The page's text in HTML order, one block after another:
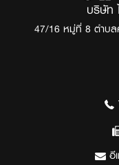
บริษัท
47/16 หมู่ที่ 8 ตำบล
อี